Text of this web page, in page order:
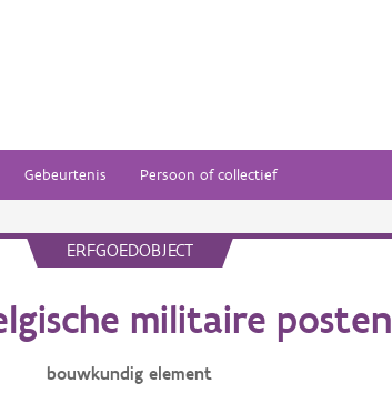
Gebeurtenis Persoon of collectief
ERFGOEDOBJECT
militaire posten
bouwkundig element